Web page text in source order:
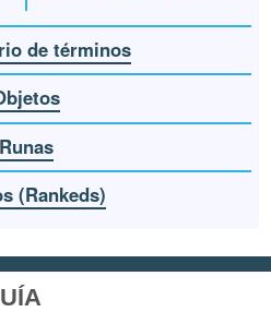
de términos
Runas
(Rankeds)